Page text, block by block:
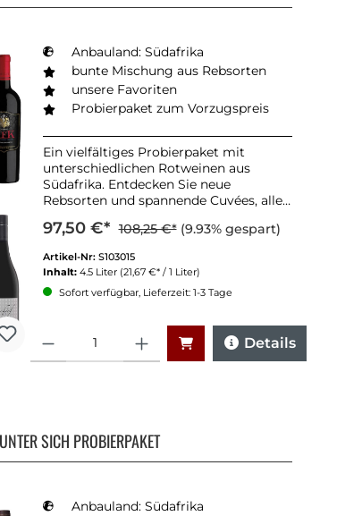
Anbauland: Südafrika
bunte Mischung aus Rebsorten
unsere Favoriten
Probierpaket zum Vorzugspreis
Ein vielfältiges Probierpaket mit
unterschiedlichen Rotweinen aus
Südafrika. Entdecken Sie neue
Rebsorten und spannende Cuvées, alle
97,50 €* 108,25 €* (9.93% gespart)
Artikel-Nr: S103015
Inhalt: 4.5 Liter (21,67 €* / 1 Liter)
Sofort verfügbar, Lieferzeit: 1-3 Tage
Details
SICH PROBIERPAKET
Anbauland: Südafrika